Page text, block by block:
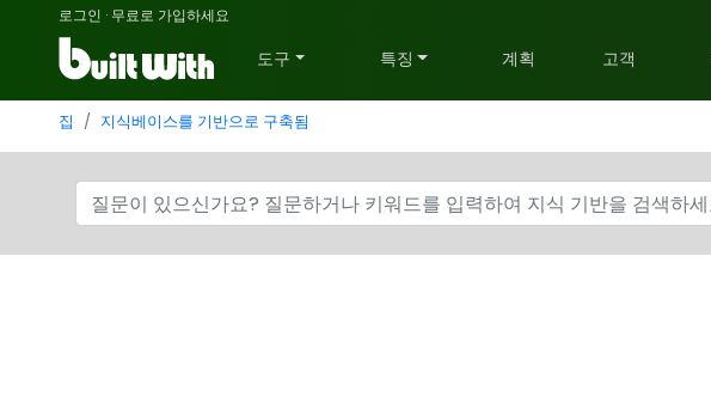
로그인 · 무료로 가입하세요
도구 특징 계획 고객
집 지식베이스를 기반으로 구축됨